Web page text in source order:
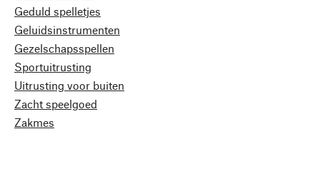
Geduld spelletjes
Geluidsinstrumenten
Gezelschapsspellen
Sportuitrusting
Uitrusting voor buiten
Zacht speelgoed
Zakmes